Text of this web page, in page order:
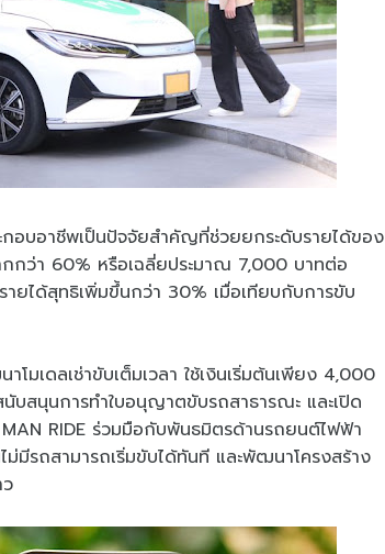
อบอาชีพเป็นปัจจัยสำคัญที่ช่วยยกระดับรายได้ของ
กว่า 60% หรือเฉลี่ยประมาณ 7,000 บาทต่อ
ยได้สุทธิเพิ่มขึ้นกว่า 30% เมื่อเทียบกับการขับ
มเดลเช่าขับเต็มเวลา ใช้เงินเริ่มต้นเพียง 4,000
บสนุนการทำใบอนุญาตขับรถสาธารณะ และเปิด
MAN RIDE ร่วมมือกับพันธมิตรด้านรถยนต์ไฟฟ้า
ม่มีรถสามารถเริ่มขับได้ทันที และพัฒนาโครงสร้าง